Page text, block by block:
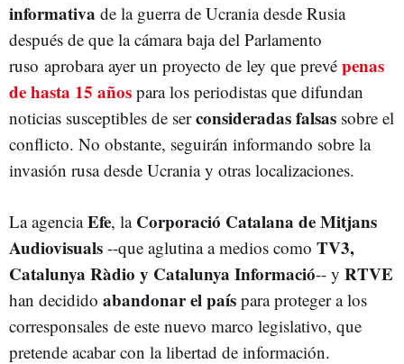
informativa de la guerra de Ucrania desde Rusia
después de que la cámara baja del Parlamento
ruso aprobara ayer un proyecto de ley que prevé penas
de hasta 15 años para los periodistas que difundan
noticias susceptibles de serconsideradas falsas sobre el
conflicto. No obstante, seguirán informando sobre la
invasión rusa desde Ucrania y otras localizaciones.
La agenciaEfe, la Corporació Catalana de Mitjans
Audiovisuals --que aglutina a medios como TV3,
Catalunya Ràdio y Catalunya Informació-- y RTVE
han decidido abandonar el país para proteger a los
corresponsales de este nuevo marco legislativo, que
pretende acabar con la libertad de información.